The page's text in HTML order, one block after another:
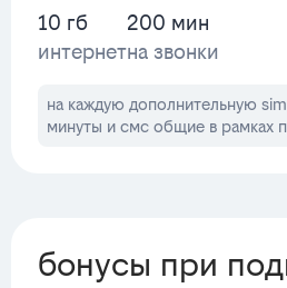
10 гб
интернет
200 мин
на звонки
на каждую дополнительную
минуты и смс общие в рамках
бонусы при